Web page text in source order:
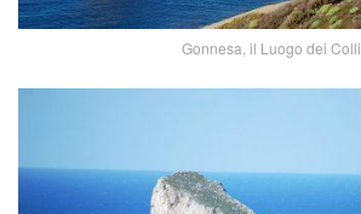
Gonnesa, il Luogo dei Colli